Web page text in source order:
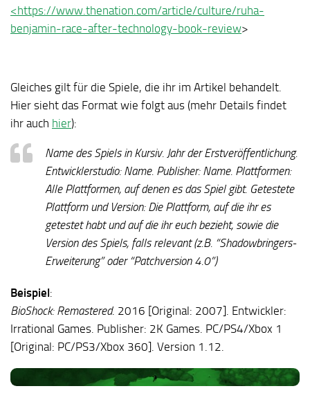
<https://www.thenation.com/article/culture/ruha-
benjamin-race-after-technology-book-review>
Gleiches gilt für die Spiele, die ihr im Artikel behandelt.
Hier sieht das Format wie folgt aus (mehr Details findet
ihr auch hier):
Name des Spiels in Kursiv. Jahr der Erstveröffentlichung.
Entwicklerstudio: Name. Publisher: Name. Plattformen:
Alle Plattformen, auf denen es das Spiel gibt. Getestete
Plattform und Version: Die Plattform, auf die ihr es
getestet habt und auf die ihr euch bezieht, sowie die
Version des Spiels, falls relevant (z.B. “Shadowbringers-
Erweiterung” oder “Patchversion 4.0”)
Beispiel:
BioShock: Remastered. 2016 [Original: 2007]. Entwickler:
Irrational Games. Publisher: 2K Games. PC/PS4/Xbox 1
[Original: PC/PS3/Xbox 360]. Version 1.12.